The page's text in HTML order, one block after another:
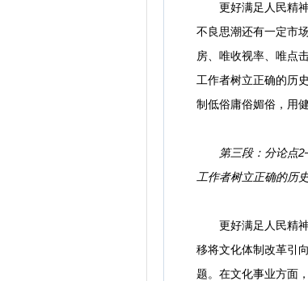
更好满足人民精神
不良思潮还有一定市
房、唯收视率、唯点
工作者树立正确的历
制低俗庸俗媚俗，用
第三段：分论点
工作者树立正确的历
更好满足人民精神
移将文化体制改革引
题。在文化事业方面